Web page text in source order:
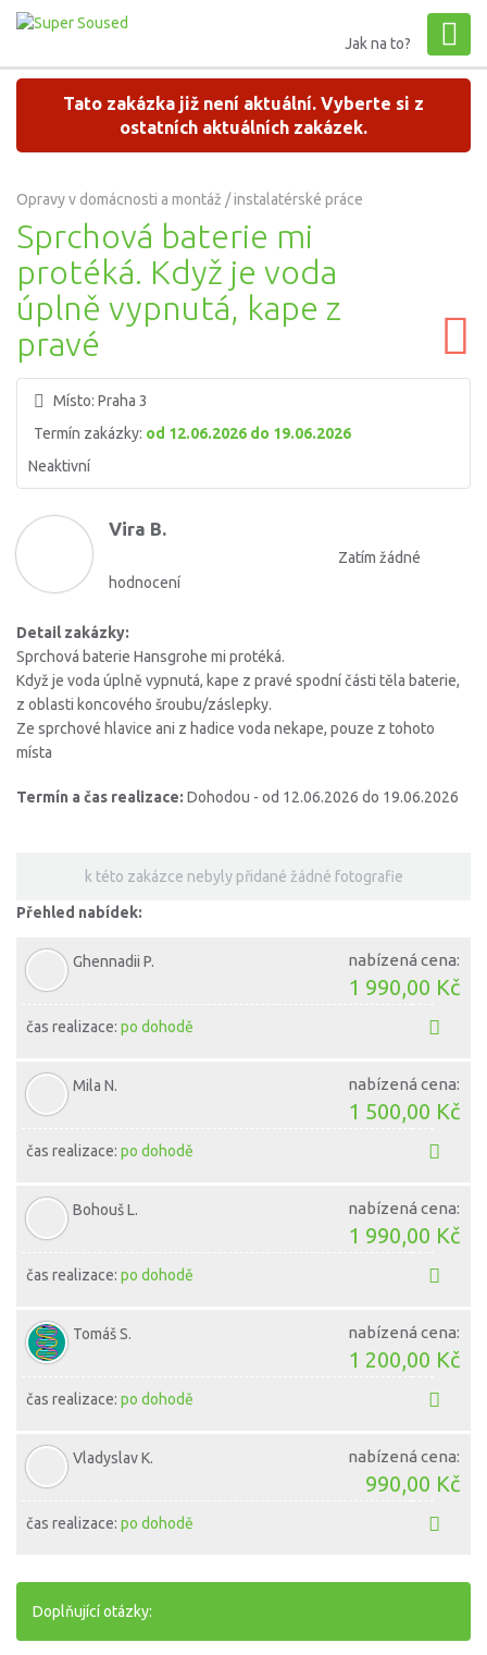
Jak na to?
Tato zakázka již není aktuální. Vyberte si z
ostatních aktuálních zakázek.
Opravy v domácnosti a montáž / instalatérské práce
Sprchová baterie mi
protéká. Když je voda
úplně vypnutá, kape z
pravé
Místo: Praha 3
Termín zakázky: od 12.06.2026 do 19.06.2026
Neaktivní
Vira B.
Zatím žádné
hodnocení
Detail zakázky:
Sprchová baterie Hansgrohe mi protéká.
Když je voda úplně vypnutá, kape z pravé spodní části těla baterie,
z oblasti koncového šroubu/záslepky.
Ze sprchové hlavice ani z hadice voda nekape, pouze z tohoto
místa
Termín a čas realizace: Dohodou - od 12.06.2026 do 19.06.2026
k této zakázce nebyly přidané žádné fotografie
Přehled nabídek:
Ghennadii P.
čas realizace:po dohodě
nabízená cena:
1 990,00 Kč
Mila N.
čas realizace:po dohodě
nabízená cena:
1 500,00 Kč
Bohouš L.
čas realizace:po dohodě
nabízená cena:
1 990,00 Kč
Tomáš S.
čas realizace:po dohodě
nabízená cena:
1 200,00 Kč
Vladyslav K.
čas realizace:po dohodě
nabízená cena:
990,00 Kč
Doplňující otázky: